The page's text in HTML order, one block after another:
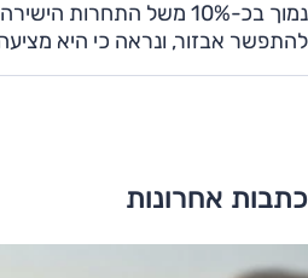
להתפשר אבזור, ונראה כי היא
כתבות אחרונות